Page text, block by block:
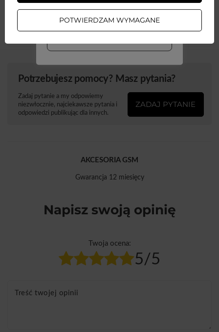
Szerokość opakowania
towaru w cm
Potrzebujesz pomocy? Masz pytania?
Zadaj pytanie a my odpowiemy
niezwłocznie, najciekawsze pytania i
odpowiedzi publikując dla innych.
ZADAJ PYTANIE
AKCESORIA GSM
Gwarancja 12 miesięcy
Napisz swoją opinię
Twoja ocena:
5/5
Treść twojej opinii
ZAŁÓŻ KONTO
POTWIERDZAM WYMAGANE